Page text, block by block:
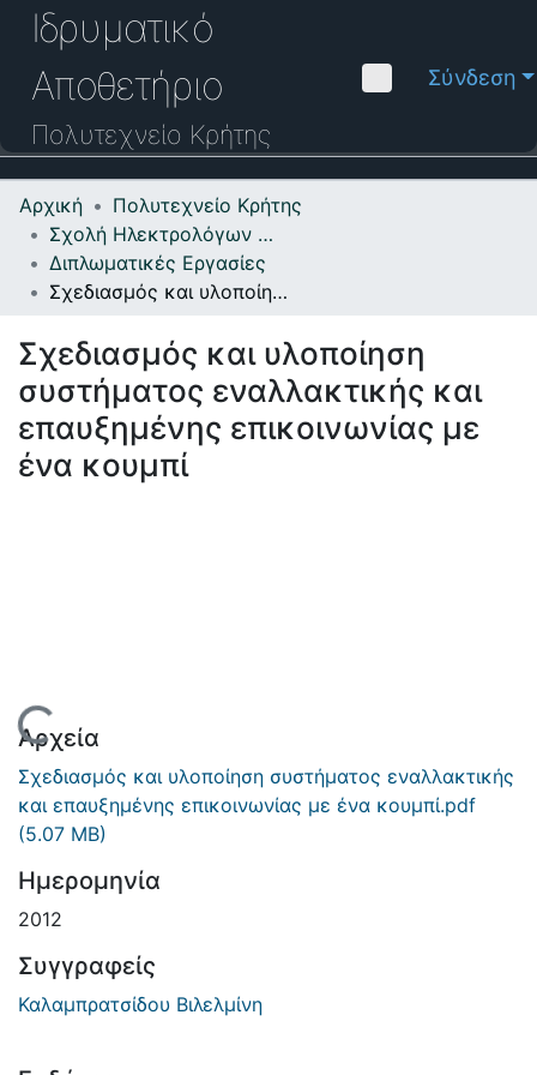
Ιδρυματικό
Αποθετήριο
Πολυτεχνείο
Κρήτης
Σύνδεση
Κοινότητες & Συλλογές
Πλοήγηση στο Αποθετήριο
Επικοινωνία
Οδηγός Βοήθειας
Αρχική
Πολυτεχνείο Κρήτης
Σχολή Ηλεκτρολόγων Μηχανικών και Μηχανικών Υπολογιστών
Διπλωματικές Εργασίες
Σχεδιασμός και υλοποίηση συστήματος εναλλακτικής και επαυξημένης επικοινωνίας με ένα κουμπί
Σχεδιασμός και υλοποίηση
συστήματος εναλλακτικής και
επαυξημένης επικοινωνίας με
ένα κουμπί
Φόρτωση...
Αρχεία
Σχεδιασμός και υλοποίηση συστήματος εναλλακτικής
και επαυξημένης επικοινωνίας με ένα κουμπί.pdf
(5.07 MB)
Ημερομηνία
2012
Συγγραφείς
Καλαμπρατσίδου Βιλελμίνη